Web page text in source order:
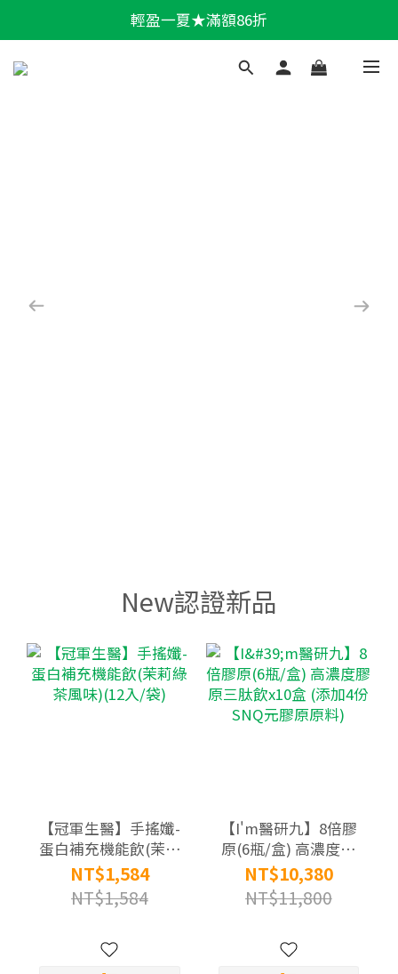
輕盈一夏★滿額86折
輕盈一夏★滿額86折
新會員📣送300購物金 > 立即註冊
New認證新品
【冠軍生醫】手搖孅-
蛋白補充機能飲(茉莉
綠茶風味)(12入/袋)
NT$1,584
NT$1,584
【I'm醫研九】8倍膠
原(6瓶/盒) 高濃度膠
原三肽飲x10盒 (添加4
份SNQ元膠原原料)
NT$10,380
NT$11,800